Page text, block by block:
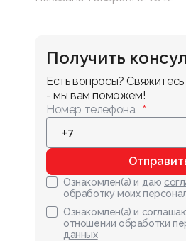
Получить
Есть вопросы? Свяжитесь
- мы вам поможем!
Номер телефона
Ознакомлен(а) и даю
обработку моих
Ознакомлен(а) и
отношении обработки
данных